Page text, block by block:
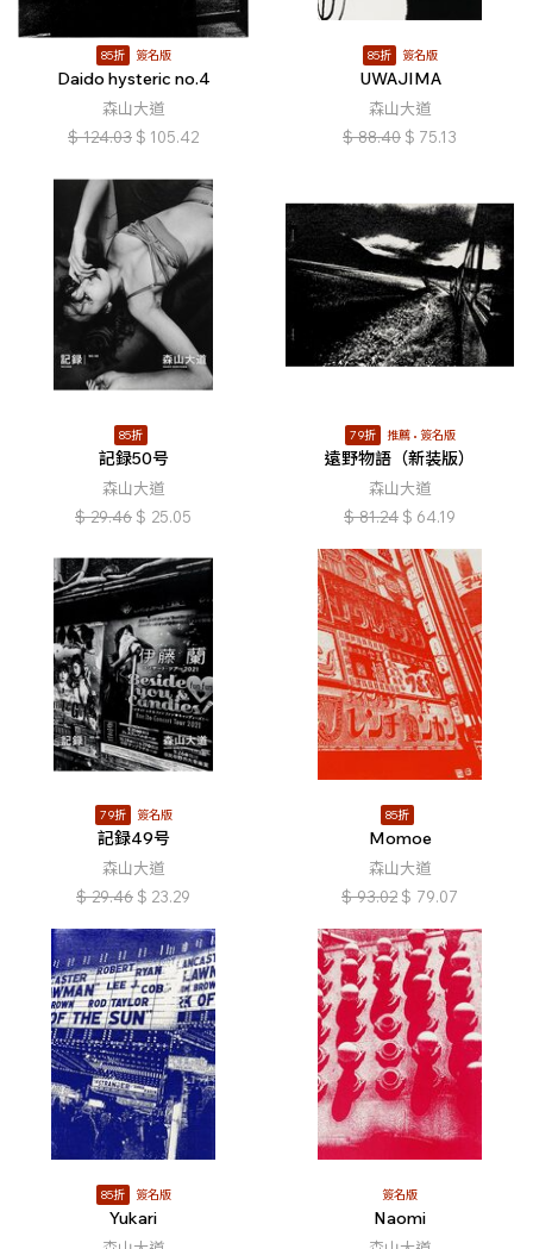
85折 簽名版
Daido hysteric no.4
森山大道
$ 124.03 $ 105.42
85折 簽名版
UWAJIMA
森山大道
$ 88.40 $ 75.13
85折
記録50号
森山大道
$ 29.46 $ 25.05
79折 推薦 簽名版
遠野物語（新装版）
森山大道
$ 81.24 $ 64.19
79折 簽名版
記録49号
森山大道
$ 29.46 $ 23.29
85折
Momoe
森山大道
$ 93.02 $ 79.07
85折 簽名版
Yukari
簽名版
Naomi